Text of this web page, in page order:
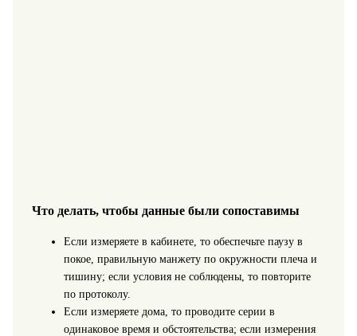
Что делать, чтобы данные были сопоставимы
Если измеряете в кабинете, то обеспечьте паузу в
покое, правильную манжету по окружности плеча и
тишину; если условия не соблюдены, то повторите
по протоколу.
Если измеряете дома, то проводите серии в
одинаковое время и обстоятельства; если измерения